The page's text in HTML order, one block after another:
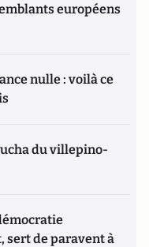
européens
nulle : voilà ce
du villepino-
sert de paravent à